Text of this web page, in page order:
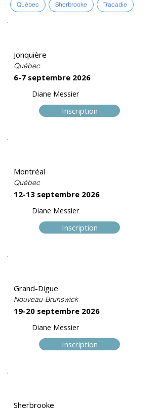
Québec Sherbrooke Tracadie
Jonquière
Québec
6-7 septembre 2026
Diane Messier
Inscription
Montréal
Québec
12-13 septembre 2026
Diane Messier
Inscription
Grand-Digue
Nouveau-Brunswick
19-20 septembre 2026
Diane Messier
Inscription
Sherbrooke